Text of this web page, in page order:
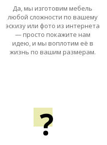
Да, мы изготовим мебель
любой сложности по вашему
эскизу или фото из интернета
— просто покажите нам
идею, и мы воплотим её в
жизнь по вашим размерам.
?